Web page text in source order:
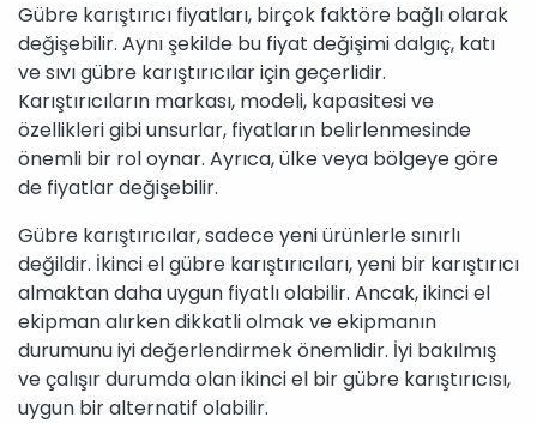
Gübre karıştırıcı fiyatları, birçok faktöre bağlı olarak
değişebilir. Aynı şekilde bu fiyat değişimi dalgıç, katı
ve sıvı gübre karıştırıcılar için geçerlidir.
Karıştırıcıların markası, modeli, kapasitesi ve
özellikleri gibi unsurlar, fiyatların belirlenmesinde
önemli bir rol oynar. Ayrıca, ülke veya bölgeye göre
de fiyatlar değişebilir.
Gübre karıştırıcılar, sadece yeni ürünlerle sınırlı
değildir. İkinci el gübre karıştırıcıları, yeni bir karıştırıcı
almaktan daha uygun fiyatlı olabilir. Ancak, ikinci el
ekipman alırken dikkatli olmak ve ekipmanın
durumunu iyi değerlendirmek önemlidir. İyi bakılmış
ve çalışır durumda olan ikinci el bir gübre karıştırıcısı,
uygun bir alternatif olabilir.